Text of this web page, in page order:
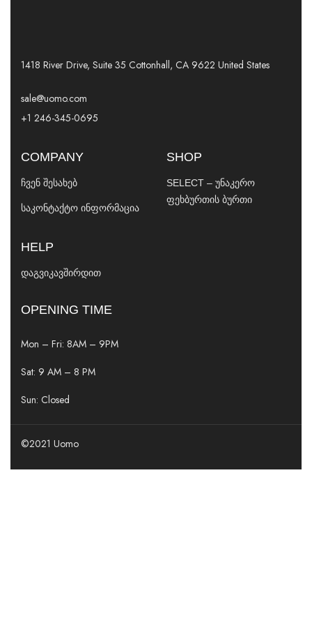
1418 River Drive, Suite 35 Cottonhall, CA 9622 United States
sale@uomo.com
+1 246-345-0695
COMPANY
ჩვენ შესახებ
საკონტაქტო ინფორმაცია
SHOP
SELECT – უნაკერო
ფეხბურთის ბურთი
HELP
დაგვიკავშირდით
OPENING TIME
Mon – Fri: 8AM – 9PM
Sat: 9 AM – 8 PM
Sun: Closed
©2021 Uomo